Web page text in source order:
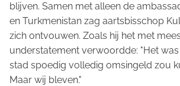
blijven. Samen met alleen de
en Turkmenistan zag aartsbisschop
zich ontvouwen. Zoals hij het met
understatement verwoordde: "Het
stad spoedig volledig omsingeld zou
Maar wij bleven."